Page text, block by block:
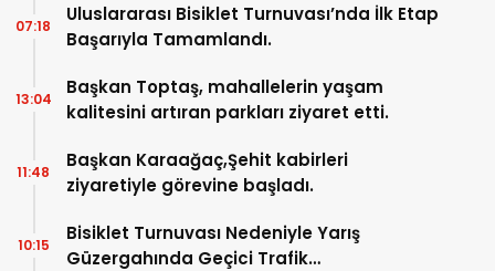
Uluslararası Bisiklet Turnuvası’nda İlk Etap
Başarıyla Tamamlandı.
07:18
Başkan Toptaş, mahallelerin yaşam
kalitesini artıran parkları ziyaret etti.
13:04
Başkan Karaağaç,Şehit kabirleri
ziyaretiyle görevine başladı.
11:48
Bisiklet Turnuvası Nedeniyle Yarış
Güzergahında Geçici Trafik
10:15